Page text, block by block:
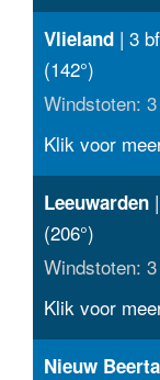
Vlieland | 3
(142°)
Windstoten:
Klik voor
Leeuwarden
(206°)
Windstoten:
Klik voor
Nieuw Beerta